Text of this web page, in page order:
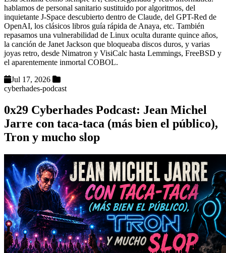
hablamos de personal sanitario sustituido por algoritmos, del
inquietante J-Space descubierto dentro de Claude, del GPT-Red de
OpenAI, los clásicos libros guía rápida de Anaya, etc. También
repasamos una vulnerabilidad de Linux oculta durante quince años,
la canción de Janet Jackson que bloqueaba discos duros, y varias
joyas retro, desde Nimatron y VisiCalc hasta Lemmings, FreeBSD y
el aparentemente inmortal COBOL.
Jul 17, 2026
cyberhades-podcast
0x29 Cyberhades Podcast: Jean Michel
Jarre con taca-taca (más bien el público),
Tron y mucho slop